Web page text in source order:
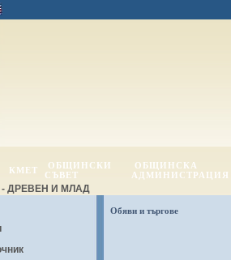
КМЕТ
ОБЩИНСКИ
СЪВЕТ
ОБЩИНСКА
АДМИНИСТРАЦИЯ
ДРЕВЕН И МЛАД
Обяви и търгове